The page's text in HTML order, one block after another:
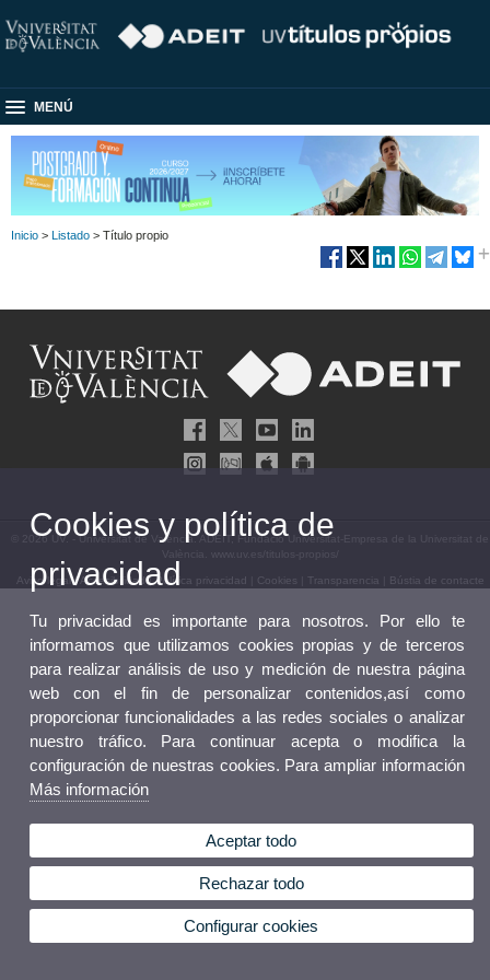
MENÚ
Inicio > Listado > Título propio
© 2026 UV. - Universitat de València. ADEIT, Fundació Universitat-Empresa de la Universitat de
València. www.uv.es/titulos-propios/
Aviso legal|Accesibilidad|Política privacidad Cookies Transparencia Bústia de contacte
Cookies y política de
privacidad
Tu privacidad es importante para nosotros. Por ello te
informamos que utilizamos cookies propias y de terceros
para realizar análisis de uso y medición de nuestra página
web con el fin de personalizar contenidos,así como
proporcionar funcionalidades a las redes sociales o analizar
nuestro tráfico. Para continuar acepta o modifica la
configuración de nuestras cookies. Para ampliar información
Más información
Aceptar todo
Rechazar todo
Configurar cookies